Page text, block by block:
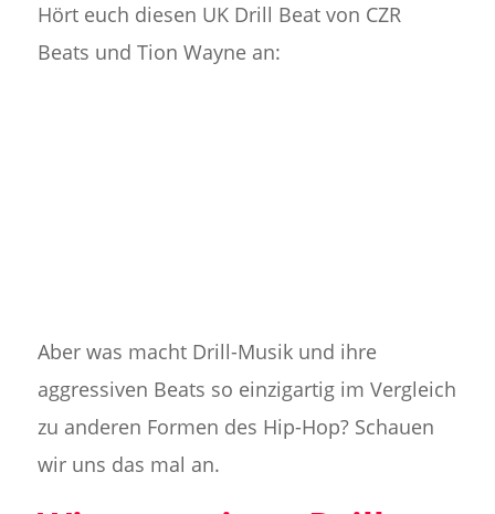
Hört euch diesen UK Drill Beat von CZR
Beats und Tion Wayne an:
Aber was macht Drill-Musik und ihre
aggressiven Beats so einzigartig im Vergleich
zu anderen Formen des Hip-Hop? Schauen
wir uns das mal an.